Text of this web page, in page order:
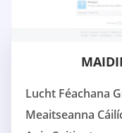
Lucht Féachana
Meaitseanna